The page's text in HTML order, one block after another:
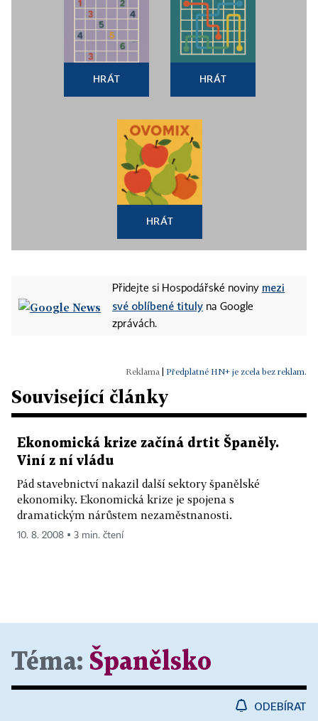
HRÁT HRÁT
HRÁT
Přidejte si Hospodářské noviny mezi
své oblíbené tituly na Google
zprávách.
Předplatné HN+ je zcela bez reklam.
Související články
Ekonomická krize začíná drtit Španěly.
Viní z ní vládu
Pád stavebnictví nakazil další sektory španělské
ekonomiky. Ekonomická krize je spojena s
dramatickým nárůstem nezaměstnanosti.
10. 8. 2008 ▪ 3 min. čtení
Téma: Španělsko
ODEBÍRAT